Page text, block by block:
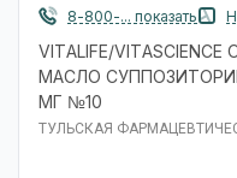
8-800-... показать
VITALIFE/
МАСЛО
МГ №10
ТУЛЬСКАЯ